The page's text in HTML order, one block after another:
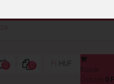
0 0 Ft HUF
Kosár
Összes: 0